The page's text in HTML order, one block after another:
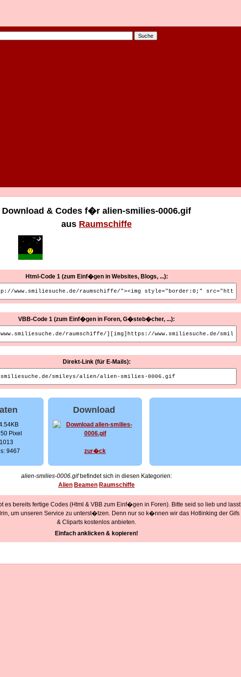
Download & Codes f�r alien-smilies-0006.gif
aus Raumschiffe
Html-Code 1 (zum Einf�gen in Websites, Blogs, ...):
VBB-Code 1 (zum Einf�gen in Foren, G�steb�cher, ...):
Direkt-Link (für E-Mails):
Pixel
9467
Download
zur�ck
alien-smilies-0006.gifbefindet sich in diesen Kategorien:
Alien Beamen Raumschiffe
es bereits fertige Codes (Html & VBB zum Einf�gen in Foren). Bitte seid so lieb und lasst
um unseren Service zu unterst�tzen. Denn nur so k�nnen wir das Hotlinking der Gifs
& Cliparts kostenlos anbieten.
Einfach anklicken & kopieren!